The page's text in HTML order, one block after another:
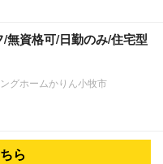
/無資格可/日勤のみ/住宅型
グホームかりん小牧市
ら